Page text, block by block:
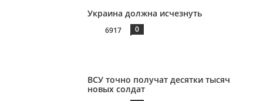
Украина должна исчезнуть
6917 0
ВСУ точно получат десятки тысяч
новых солдат